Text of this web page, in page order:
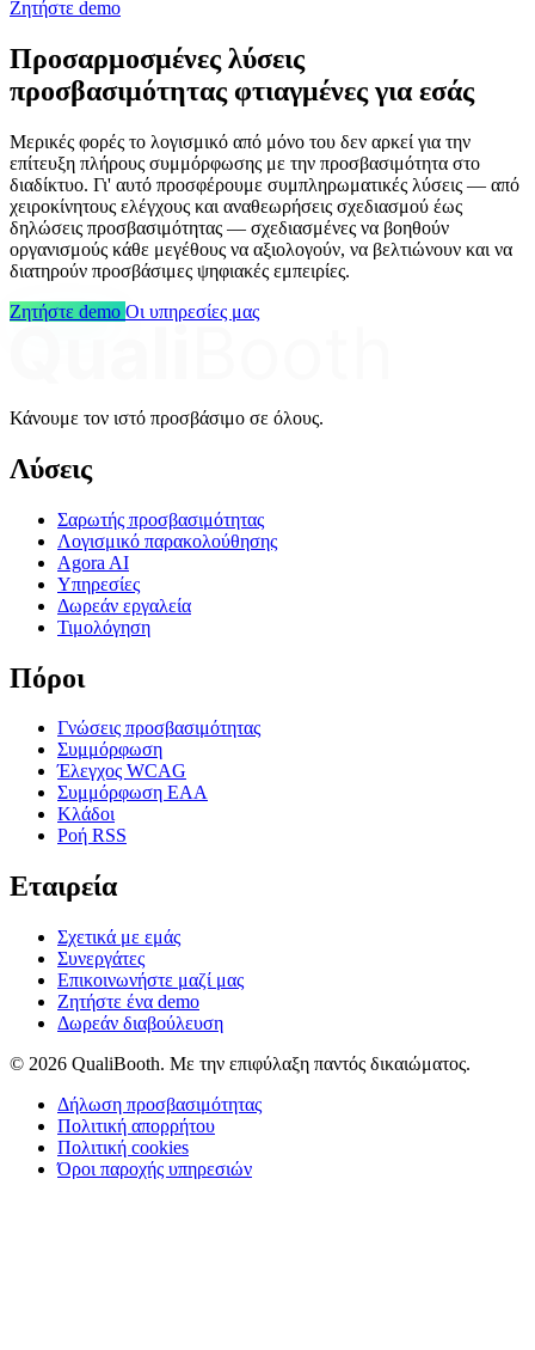
Ζητήστε demo
Προσαρμοσμένες λύσεις
προσβασιμότητας φτιαγμένες για εσάς
Μερικές φορές το λογισμικό από μόνο του δεν αρκεί για την
επίτευξη πλήρους συμμόρφωσης με την προσβασιμότητα στο
διαδίκτυο. Γι' αυτό προσφέρουμε συμπληρωματικές λύσεις — από
χειροκίνητους ελέγχους και αναθεωρήσεις σχεδιασμού έως
δηλώσεις προσβασιμότητας — σχεδιασμένες να βοηθούν
οργανισμούς κάθε μεγέθους να αξιολογούν, να βελτιώνουν και να
διατηρούν προσβάσιμες ψηφιακές εμπειρίες.
Ζητήστε demo Οι υπηρεσίες μας
Κάνουμε τον ιστό προσβάσιμο σε όλους.
Λύσεις
Σαρωτής προσβασιμότητας
Λογισμικό παρακολούθησης
Agora AI
Υπηρεσίες
Δωρεάν εργαλεία
Τιμολόγηση
Πόροι
Γνώσεις προσβασιμότητας
Συμμόρφωση
Έλεγχος WCAG
Συμμόρφωση EAA
Κλάδοι
Ροή RSS
Εταιρεία
Σχετικά με εμάς
Συνεργάτες
Επικοινωνήστε μαζί μας
Ζητήστε ένα demo
Δωρεάν διαβούλευση
© 2026 QualiBooth. Με την επιφύλαξη παντός δικαιώματος.
Δήλωση προσβασιμότητας
Πολιτική απορρήτου
Πολιτική cookies
Όροι παροχής υπηρεσιών